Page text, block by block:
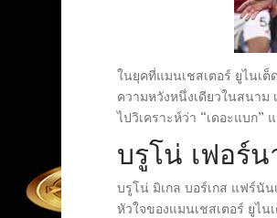
ในยุคที่แมนเชสเตอร์ ยูไนเต็ด
ความหวังหนึ่งเดียวในสนาม
ไปวิเคราะห์ว่า “เดอะแบก”
บรูโน่ เฟอร์
บรูโน่ มิเกล บอร์เกส แฟร์นัน
หัวใจของแมนเชสเตอร์ ยูไ